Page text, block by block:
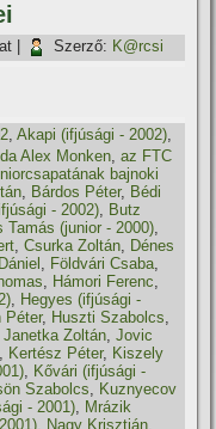
Szerző: K@rcsi
,Akapi (ifjúsági - 2002),
Alex Monken,az FTC
bajnoki
, Bárdos Péter, Bédi
- 2002), Butz
Tamás (junior - 2000),
,Csurka Zoltán, Dénes
, Földvári Csaba,
, Hámori Ferenc,
, Hegyes (ifjúsági -
Péter, Huszti Szabolcs,
Janetka Zoltán,Jovic
, Kertész Péter, Kiszely
, Kővári (ifjúsági -
Szabolcs, Kuznyecov
- 2001), Mrázik
, Nagy Krisztián,